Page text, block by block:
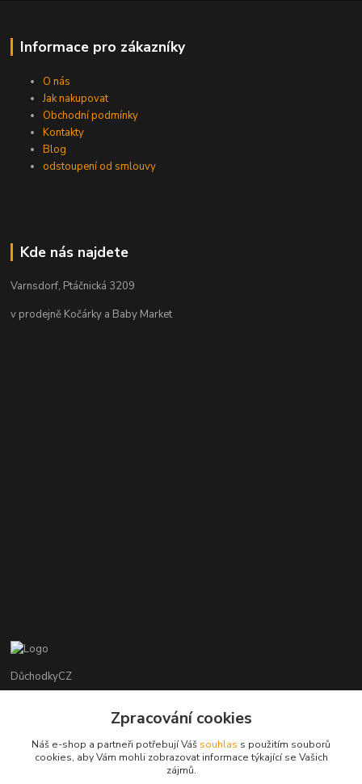
Informace pro zákazníky
O nás
Jak nakupovat
Obchodní podmínky
Kontakty
Blog
odstoupení od smlouvy
Kde nás najdete
Varnsdorf, Ptáčnická 3209
v prodejně Kočárky a Baby Market
DůchodkyCZ
+420 412384749
objednavky@duchodky.cz
Zpracování cookies
Náš e-shop a partneři potřebují Váš souhlas s použitím souborů
cookies, aby Vám mohli zobrazovat informace týkající se Vašich
zájmů.